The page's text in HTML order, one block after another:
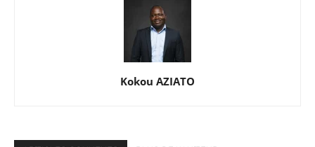
Kokou AZIATO